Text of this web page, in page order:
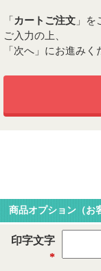
「 カートご注文 」
ご入力の上、
「次へ」にお進みく
商品オプション（お
印字文字
*